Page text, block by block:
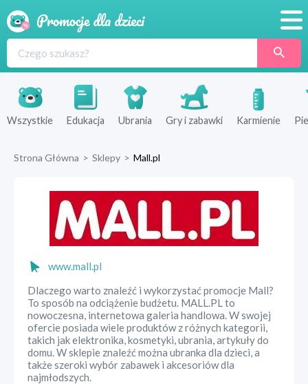
Produkty
Sklepy
Wszystkie Edukacja Ubrania Gry i zabawki Karmienie
Strona Główna > Sklepy > Mall.pl
www.mall.pl
Dlaczego warto znaleźć i wykorzystać promocje Mall?
To sposób na odciążenie budżetu. MALL.PL to
nowoczesna, internetowa galeria handlowa. W swojej
ofercie posiada wiele produktów z różnych kategorii,
takich jak elektronika, kosmetyki, ubrania, artykuły do
domu. W sklepie znaleźć można ubranka dla dzieci, a
także szeroki wybór zabawek i akcesoriów dla
najmłodszych.